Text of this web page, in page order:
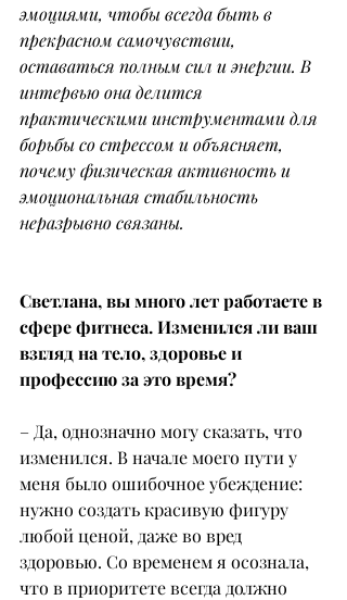
эмоциями, чтобы всегда быть в
прекрасном самочувствии,
оставаться полным сил и энергии. В
интервью она делится
практическими инструментами для
борьбы со стрессом и объясняет,
почему физическая активность и
эмоциональная стабильность
неразрывно связаны.
Светлана, вы много лет работаете в
сфере фитнеса. Изменился ли ваш
взгляд на тело, здоровье и
профессию за это время?
– Да, однозначно могу сказать, что
изменился. В начале моего пути у
меня было ошибочное убеждение:
нужно создать красивую фигуру
любой ценой, даже во вред
здоровью. Со временем я осознала,
что в приоритете всегда должно